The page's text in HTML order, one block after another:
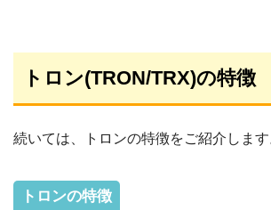
トロン(TRON/TRX)の特徴
続いては、トロンの特徴をご紹介します
トロンの特徴